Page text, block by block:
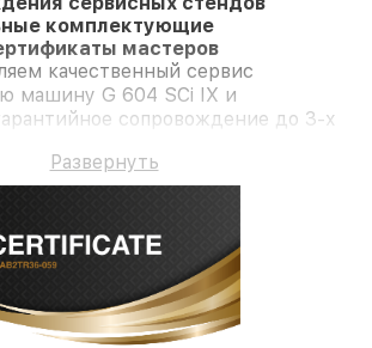
комплектующие
мастеров
качественный сервис
машину G 604 SCi IX и
сопровождение до 3-х
Развернуть